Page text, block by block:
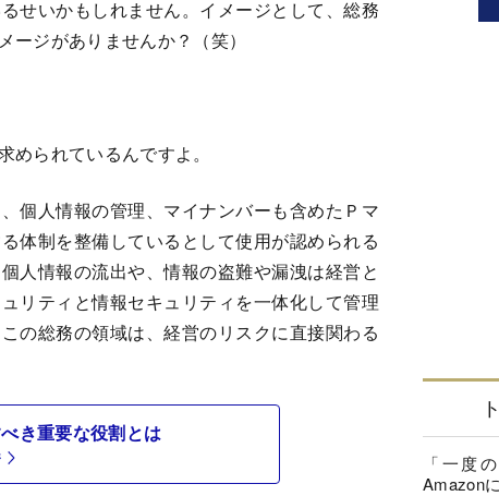
せいかもしれません。イメージとして、総務
ジがありませんか？（笑）
られているんですよ。
個人情報の管理、マイナンバーも含めたＰマ
体制を整備しているとして使用が認められる
人情報の流出や、情報の盗難や漏洩は経営と
リティと情報セキュリティを一体化して管理
の総務の領域は、経営のリスクに直接関わる
き重要な役割とは
「一度
Amazon